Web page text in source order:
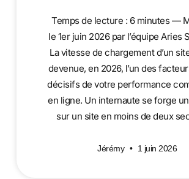
Temps de lecture : 6 minutes —
le 1er juin 2026 par l’équipe Aries
La vitesse de chargement d’un
devenue, en 2026, l’un des
décisifs de votre performance
en ligne. Un internaute se forge
sur un site en moins de deux
Jérémy 1 juin 2026